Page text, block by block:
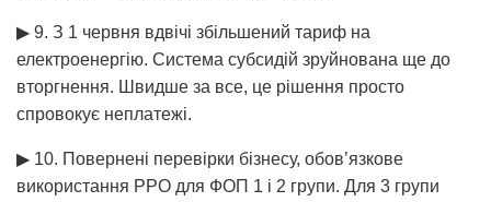
▶ 9. З 1 червня вдвічі збільшений тариф на
електроенергію. Система субсидій зруйнована ще до
вторгнення. Швидше за все, це рішення просто
спровокує неплатежі.
▶ 10. Повернені перевірки бізнесу, обов’язкове
використання РРО для ФОП 1 і 2 групи. Для 3 групи